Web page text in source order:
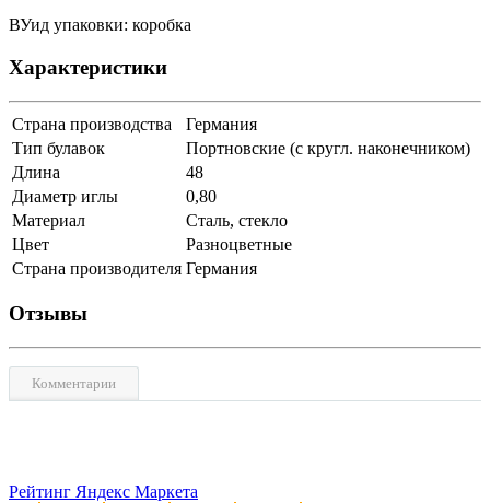
ВУид упаковки: коробка
Характеристики
Страна производства
Германия
Тип булавок
Портновские (с кругл. наконечником)
Длина
48
Диаметр иглы
0,80
Материал
Сталь, стекло
Цвет
Разноцветные
Страна производителя Германия
Отзывы
Комментарии
Рейтинг Яндекс Маркета